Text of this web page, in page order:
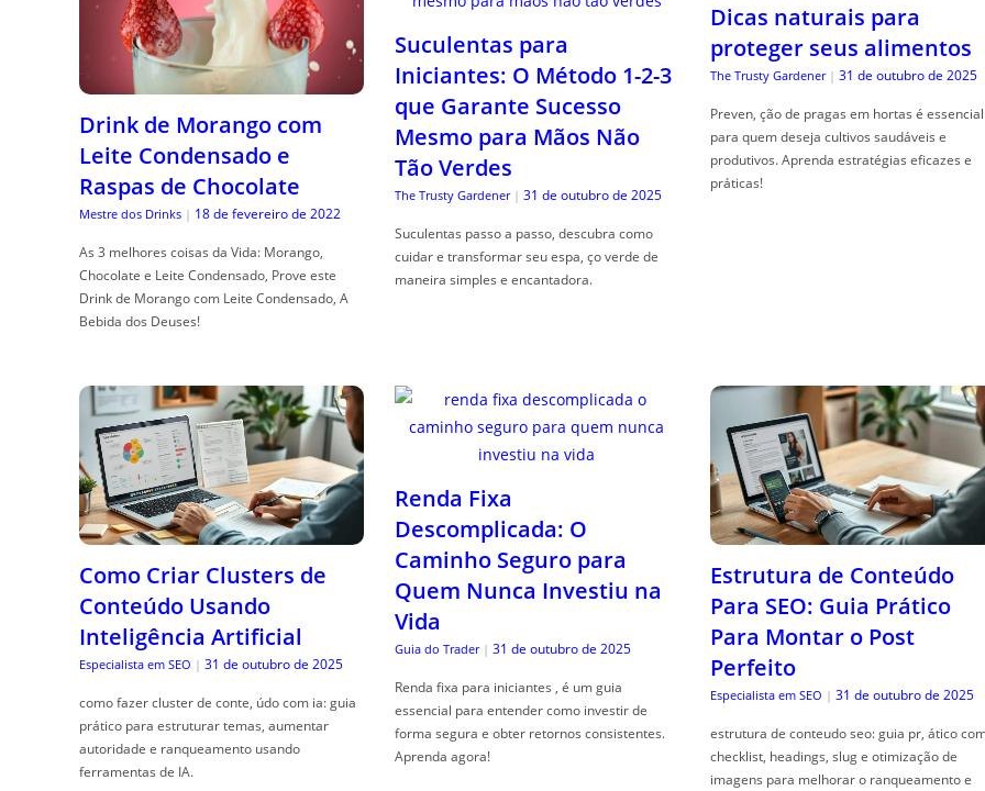
Drink de Morango com
Leite Condensado e
Raspas de Chocolate
Mestre dos Drinks | 18 de fevereiro de 2022
As 3 melhores coisas da Vida: Morango,
Chocolate e Leite Condensado, Prove este
Drink de Morango com Leite Condensado, A
Bebida dos Deuses!
Suculentas para
Iniciantes: O Método 1-2-3
que Garante Sucesso
Mesmo para Mãos Não
Tão Verdes
The Trusty Gardener | 31 de outubro de 2025
Suculentas passo a passo, descubra como
cuidar e transformar seu espa, ço verde de
maneira simples e encantadora.
Dicas naturais para
proteger seus alimentos
The Trusty Gardener | 31 de outubro de 2025
Preven, ção de pragas em hortas é essencial
para quem deseja cultivos saudáveis e
produtivos. Aprenda estratégias eficazes e
práticas!
Como Criar Clusters de
Conteúdo Usando
Inteligência Artificial
Especialista em SEO | 31 de outubro de 2025
como fazer cluster de conte, údo com ia: guia
prático para estruturar temas, aumentar
autoridade e ranqueamento usando
ferramentas de IA.
Renda Fixa
Descomplicada: O
Caminho Seguro para
Quem Nunca Investiu na
Vida
Guia do Trader | 31 de outubro de 2025
Renda fixa para iniciantes , é um guia
essencial para entender como investir de
forma segura e obter retornos consistentes.
Aprenda agora!
Estrutura de Conteúdo
Para SEO: Guia Prático
Para Montar o Post
Perfeito
Especialista em SEO | 31 de outubro de 2025
estrutura de conteudo seo: guia pr, ático
checklist, headings, slug e otimização de
imagens para melhorar o ranqueamento e